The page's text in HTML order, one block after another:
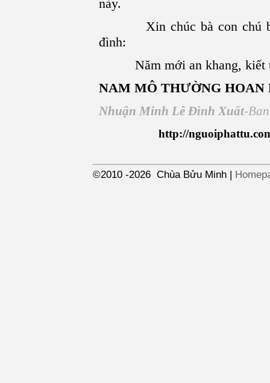
này.
Xin chúc bà con chú bác
đình:
Năm mới an khang, kiết
NAM MÔ THƯỜNG
Nhuận Minh Lê Đình Xuất-
http://
©2010 -2026 Chùa Bửu Minh|